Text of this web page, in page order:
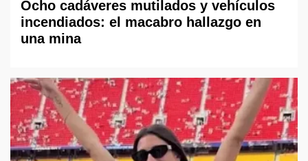
Ocho cadáveres mutilados y vehículos
incendiados: el macabro hallazgo en
una mina